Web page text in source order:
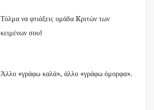
Τόλμα να φτιάξεις ομάδα Kριτών των
κειμένων σου!
Άλλο «γράφω καλά», άλλο «γράφω όμορφα».